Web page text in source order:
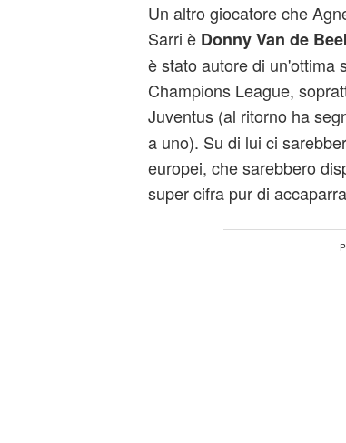
Un altro giocatore che
Sarri è Donny Van de
è stato autore di un'ottima
Champions League,
Juventus (al ritorno ha
a uno). Su di lui ci
europei, che sarebbero
super cifra pur di